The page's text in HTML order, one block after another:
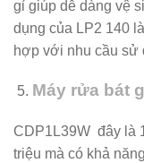
gỉ giúp dễ dàng vệ
dụng của LP2 140
hợp với nhu cầu sử
Máy rửa bát
CDP1L39W đây là
triệu mà có khả